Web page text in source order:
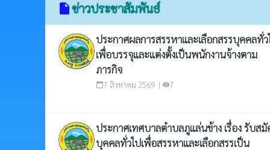
insert_drive_fileข่าวประชาสัมพันธ์
ประกาศผลการสรรหาและเลือกสรรบุคคลทั่ว
เพื่อบรรจุและแต่งตั้งเป็นพนักงานจ้างตาม
ภารกิจ
calendar_today7 สิงหาคม 2569 | visibility7
ประกาศเทศบาลตำบลภูแล่นช้าง เรื่อง รับสมั
บุคคลทั่วไปเพื่อสรรหาและเลือกสรรเป็น